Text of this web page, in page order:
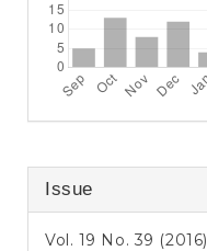
Issue
Vol. 19 No. 39 (2016)